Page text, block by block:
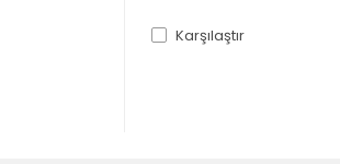
Karşılaştır